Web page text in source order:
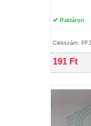
Raktáron
Cikkszám:
191 Ft